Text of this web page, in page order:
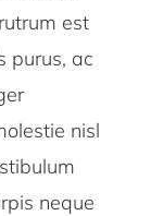
est
purus, ac
nisl
neque